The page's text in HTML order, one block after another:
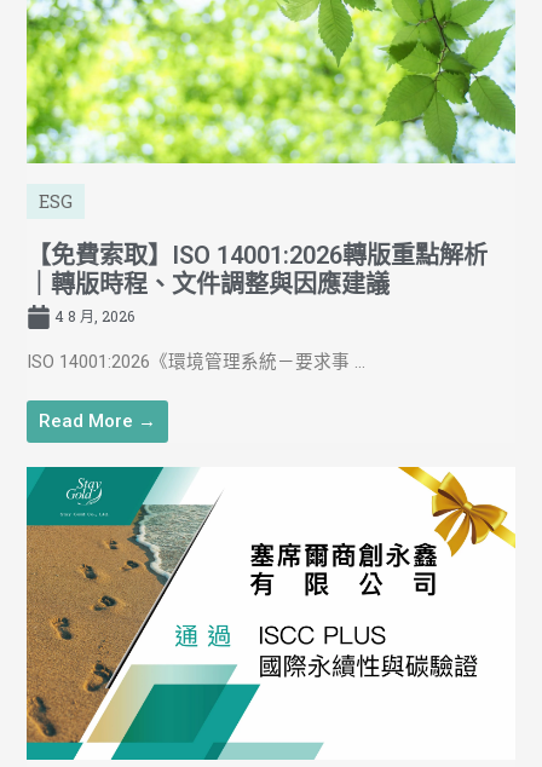
ESG
【免費索取】ISO 14001:2026轉版重點解析
｜轉版時程、文件調整與因應建議
4 8 月, 2026
ISO 14001:2026《環境管理系統－要求事 ...
Read More →